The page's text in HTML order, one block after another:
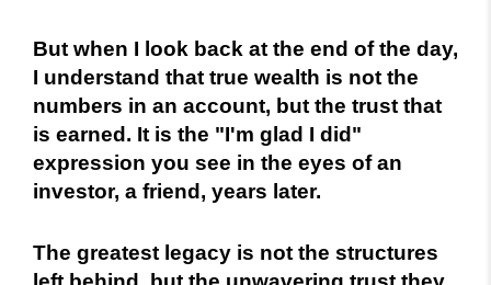
But when I look back at the end of the day,
I understand that true wealth is not the
numbers in an account, but the trust that
is earned. It is the "I'm glad I did"
expression you see in the eyes of an
investor, a friend, years later.
The greatest legacy is not the structures